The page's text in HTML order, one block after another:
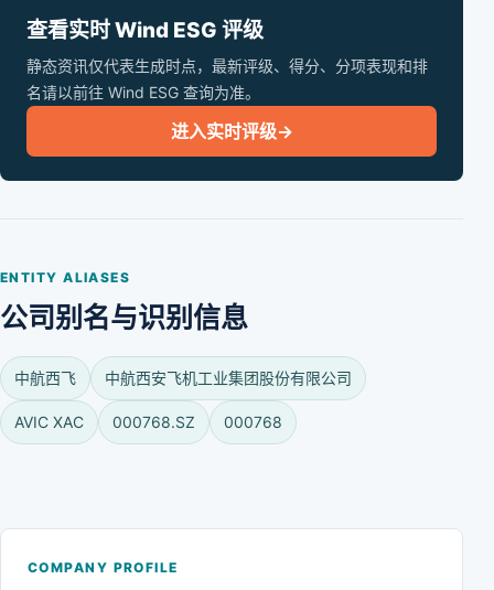
查看实时 Wind ESG 评级
静态资讯仅代表生成时点，最新评级、得分、分项表现和排
名请以前往 Wind ESG 查询为准。
进入实时评级→
ENTITY ALIASES
公司别名与识别信息
中航西飞 中航西安飞机工业集团股份有限公司
AVIC XAC 000768.SZ 000768
COMPANY PROFILE